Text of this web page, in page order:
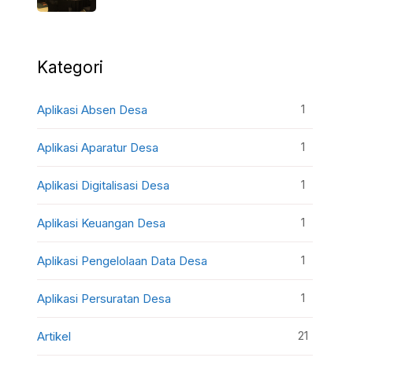
Kategori
Aplikasi Absen Desa 1
Aplikasi Aparatur Desa 1
Aplikasi Digitalisasi Desa 1
Aplikasi Keuangan Desa 1
Aplikasi Pengelolaan Data Desa 1
Aplikasi Persuratan Desa 1
Artikel 21